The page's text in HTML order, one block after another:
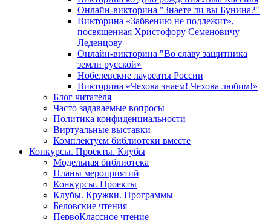
Онлайн-викторина "Знаете ли вы Бунина?"
Викторина «Забвению не подлежит»,
посвященная Христофору Семеновичу
Леденцову
Онлайн-викторина "Во славу защитника
земли русской»
Нобелевские лауреаты России
Викторина «Чехова знаем! Чехова любим!»
Блог читателя
Часто задаваемые вопросы
Политика конфиденциальности
Виртуальные выставки
Комплектуем библиотеки вместе
Конкурсы. Проекты. Клубы
Модельная библиотека
Планы мероприятий
Конкурсы. Проекты
Клубы. Кружки. Программы
Беловские чтения
ПервоКлассное чтение